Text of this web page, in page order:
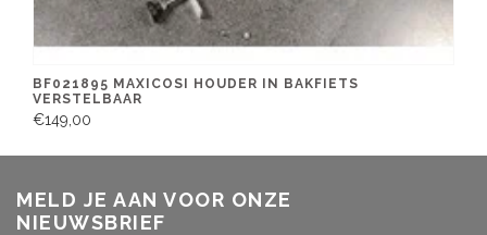
BF021895 MAXICOSI HOUDER IN BAKFIETS
VERSTELBAAR
€149,00
MELD JE AAN VOOR ONZE
NIEUWSBRIEF